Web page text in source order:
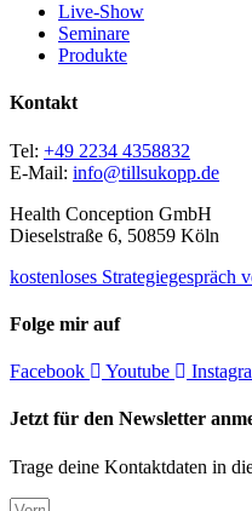
Live-Show
Seminare
Produkte
Kontakt
Tel: +49 2234 4358832
E-Mail: info@tillsukopp.de
Health Conception GmbH
Dieselstraße 6, 50859 Köln
kostenloses Strategiegespräch
Folge mir auf
Facebook Youtube
Jetzt für den Newsletter
Trage deine Kontaktdaten in